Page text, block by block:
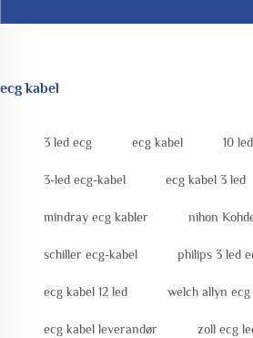
ecg kabel
3 led ecg ecg kabel 10
3-led ecg-kabel ecg kabel 3 led
mindray ecg kabler nihon
schiller ecg-kabel philips 3 led
ecg kabel 12 led welch allyn ecg
ecg kabel leverandør zoll ecg